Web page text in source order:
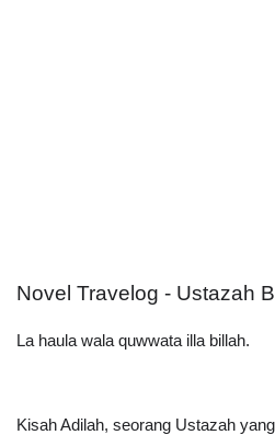
Novel Travelog - Ustazah
La haula wala quwwata illa billah.
Kisah Adilah, seorang Ustazah